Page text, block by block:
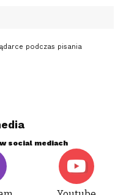
podczas pisania
social mediach